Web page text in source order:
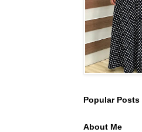
Popular Posts
About Me